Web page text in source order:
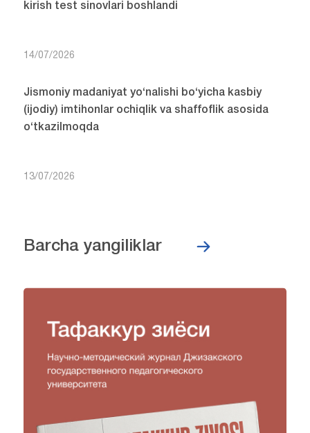
kirish test sinovlari boshlandi
14/07/2026
Jismoniy madaniyat yo‘nalishi bo‘yicha kasbiy
(ijodiy) imtihonlar ochiqlik va shaffoflik asosida
o‘tkazilmoqda
13/07/2026
Barcha yangiliklar